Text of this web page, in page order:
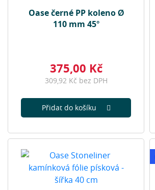
Oase černé PP koleno Ø
110 mm 45°
375,00 Kč
309,92 Kč bez DPH
Přidat do košíku